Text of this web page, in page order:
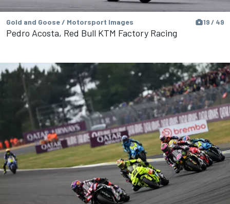
Gold and Goose / Motorsport Images 19 / 49
Pedro Acosta, Red Bull KTM Factory Racing